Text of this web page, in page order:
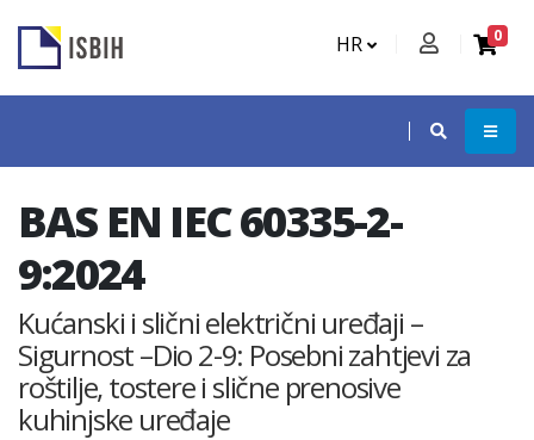
HR 0
BAS EN IEC 60335-2-
9:2024
Kućanski i slični električni uređaji –
Sigurnost –Dio 2-9: Posebni zahtjevi za
roštilje, tostere i slične prenosive
kuhinjske uređaje